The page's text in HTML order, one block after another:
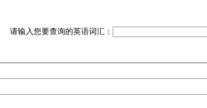
请输入您要查询的英语词汇：